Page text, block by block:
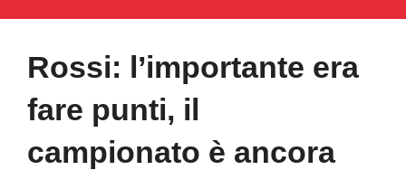
Rossi: l’importante era
fare punti, il
campionato è ancora